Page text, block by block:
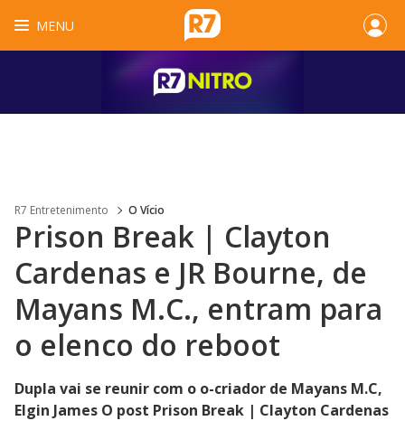
MENU
R7 Entretenimento O Vício
Prison Break | Clayton
Cardenas e JR Bourne, de
Mayans M.C., entram para
o elenco do reboot
Dupla vai se reunir com o o-criador de Mayans M.C,
Elgin James O post Prison Break | Clayton Cardenas